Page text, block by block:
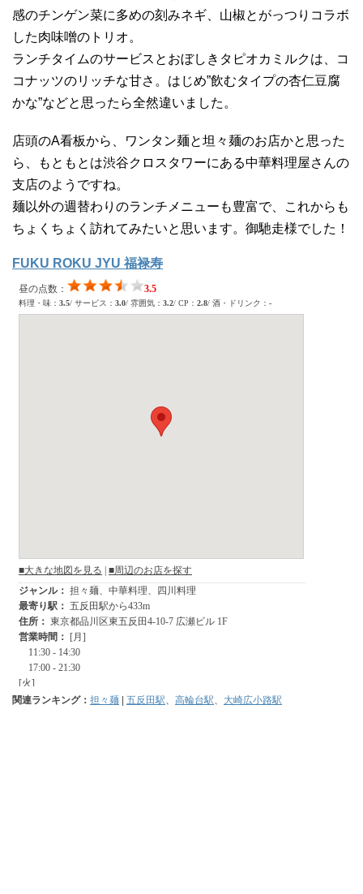
感のチンゲン菜に多めの刻みネギ、山椒とがっつりコラボ
した肉味噌のトリオ。
ランチタイムのサービスとおぼしきタピオカミルクは、コ
コナッツのリッチな甘さ。はじめ”飲むタイプの杏仁豆腐
かな”などと思ったら全然違いました。
店頭のA看板から、ワンタン麺と坦々麺のお店かと思った
ら、もともとは渋谷クロスタワーにある中華料理屋さんの
支店のようですね。
麺以外の週替わりのランチメニューも豊富で、これからも
ちょくちょく訪れてみたいと思います。御馳走様でした！
FUKU ROKU JYU 福禄寿
関連ランキング： 担々麺 | 五反田駅、 高輪台駅、 大崎広小路駅